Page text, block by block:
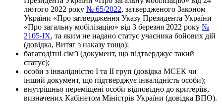
лютого 2022 року № 65/2022, затвердженого Законом
України «Про затвердження Указу Президента України
«Про загальну мобілізацію» від 3 березня 2022 року №
2105-IX, та яким не надано статус учасника бойових дій
(довідка, Витяг з наказу тощо);
багатодітні сім’ї (документ, що підтверджує такий
статус);
особи з інвалідністю I та II груп (довідка МСЕК чи
інший документ, що підтверджує інвалідність особи);
внутрішньо переміщені особи відповідно до критеріїв,
визначених Кабінетом Міністрів України (довідка ВПО).